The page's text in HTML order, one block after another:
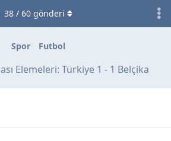
Spor Futbol
Elemeleri: Türkiye 1 - 1 Belçika
38/ 60gönderi